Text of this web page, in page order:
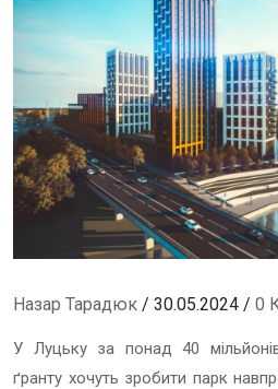
Назар Тарадюк / 30.05.2024 / 0
У Луцьку за понад 40
ґранту хочуть зробити парк